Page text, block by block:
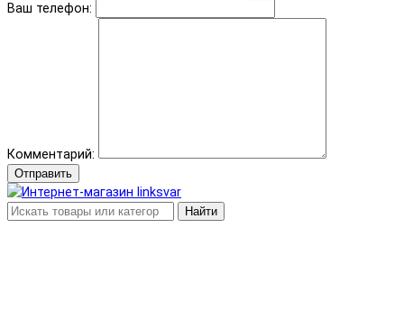
Ваш телефон:
Комментарий:
Отправить
Найти